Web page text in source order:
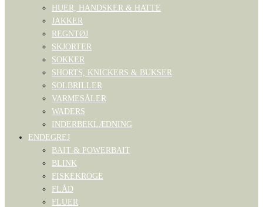
HUER, HANDSKER & HATTE
JAKKER
REGNTØJ
SKJORTER
SOKKER
SHORTS, KNICKERS & BUKSER
SOLBRILLER
VARMESÅLER
WADERS
INDERBEKLÆDNING
ENDEGREJ
BAIT & POWERBAIT
BLINK
FISKEKROGE
FLÅD
FLUER